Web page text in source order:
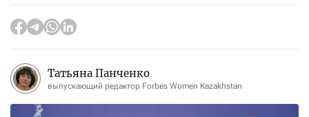
Татьяна Панченко
выпускающий редактор Forbes Women Kazakhstan